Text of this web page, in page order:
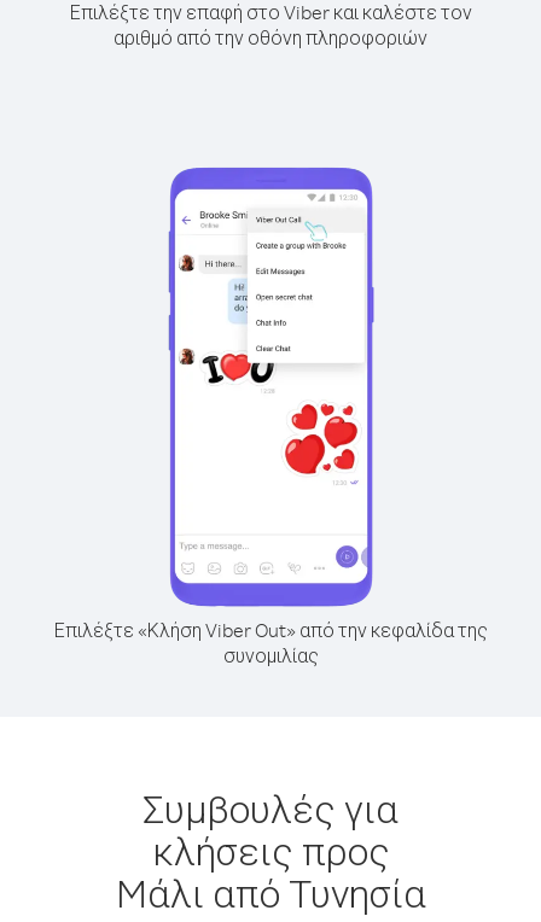
Επιλέξτε την επαφή στο Viber και καλέστε τον
αριθμό από την οθόνη πληροφοριών
Επιλέξτε «Κλήση Viber Out» από την κεφαλίδα της
συνομιλίας
Συμβουλές για
κλήσεις προς
Mάλι από Τυνησία